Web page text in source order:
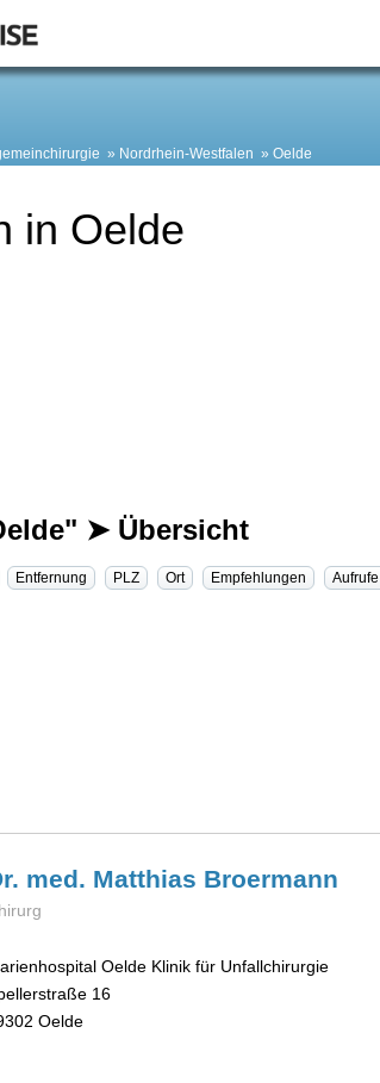
Nordrhein-Westfalen Oelde
in Oelde
➤ Übersicht
Entfernung PLZ Ort Empfehlungen Aufrufe
med. Matthias Broermann
Oelde Klinik für Unfallchirurgie
16
Oelde